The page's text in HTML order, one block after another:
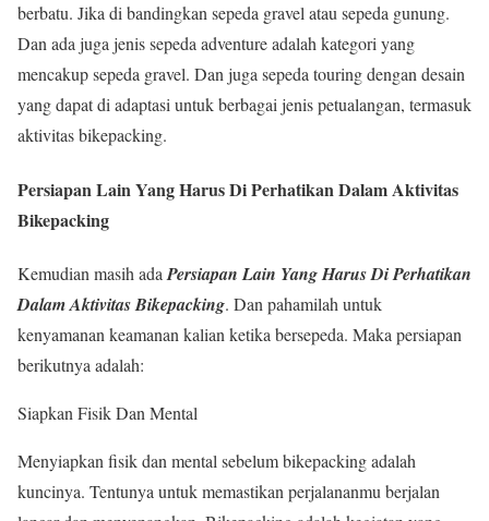
berbatu. Jika di bandingkan sepeda gravel atau sepeda gunung.
Dan ada juga jenis sepeda adventure adalah kategori yang
mencakup sepeda gravel. Dan juga sepeda touring dengan desain
yang dapat di adaptasi untuk berbagai jenis petualangan, termasuk
aktivitas bikepacking.
Persiapan Lain Yang Harus Di Perhatikan Dalam Aktivitas
Bikepacking
Kemudian masih ada Persiapan Lain Yang Harus Di Perhatikan
Dalam Aktivitas Bikepacking. Dan pahamilah untuk
kenyamanan keamanan kalian ketika bersepeda. Maka persiapan
berikutnya adalah:
Siapkan Fisik Dan Mental
Menyiapkan fisik dan mental sebelum bikepacking adalah
kuncinya. Tentunya untuk memastikan perjalananmu berjalan